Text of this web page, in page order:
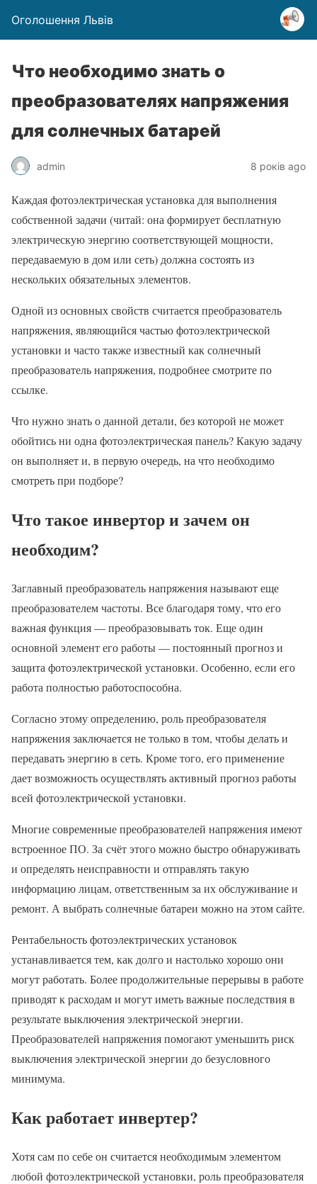
Оголошення Львів
Что необходимо знать о
преобразователях напряжения
для солнечных батарей
admin 8 років ago
Каждая фотоэлектрическая установка для выполнения
собственной задачи (читай: она формирует бесплатную
электрическую энергию соответствующей мощности,
передаваемую в дом или сеть) должна состоять из
нескольких обязательных элементов.
Одной из основных свойств считается преобразователь
напряжения, являющийся частью фотоэлектрической
установки и часто также известный как солнечный
преобразователь напряжения, подробнее смотрите по
ссылке.
Что нужно знать о данной детали, без которой не может
обойтись ни одна фотоэлектрическая панель? Какую задачу
он выполняет и, в первую очередь, на что необходимо
смотреть при подборе?
Что такое инвертор и зачем он
необходим?
Заглавный преобразователь напряжения называют еще
преобразователем частоты. Все благодаря тому, что его
важная функция — преобразовывать ток. Еще один
основной элемент его работы — постоянный прогноз и
защита фотоэлектрической установки. Особенно, если его
работа полностью работоспособна.
Согласно этому определению, роль преобразователя
напряжения заключается не только в том, чтобы делать и
передавать энергию в сеть. Кроме того, его применение
дает возможность осуществлять активный прогноз работы
всей фотоэлектрической установки.
Многие современные преобразователей напряжения имеют
встроенное ПО. За счёт этого можно быстро обнаруживать
и определять неисправности и отправлять такую
информацию лицам, ответственным за их обслуживание и
ремонт. А выбрать солнечные батареи можно на этом сайте.
Рентабельность фотоэлектрических установок
устанавливается тем, как долго и настолько хорошо они
могут работать. Более продолжительные перерывы в работе
приводят к расходам и могут иметь важные последствия в
результате выключения электрической энергии.
Преобразователей напряжения помогают уменьшить риск
выключения электрической энергии до безусловного
минимума.
Как работает инвертер?
Хотя сам по себе он считается необходимым элементом
любой фотоэлектрической установки, роль преобразователя